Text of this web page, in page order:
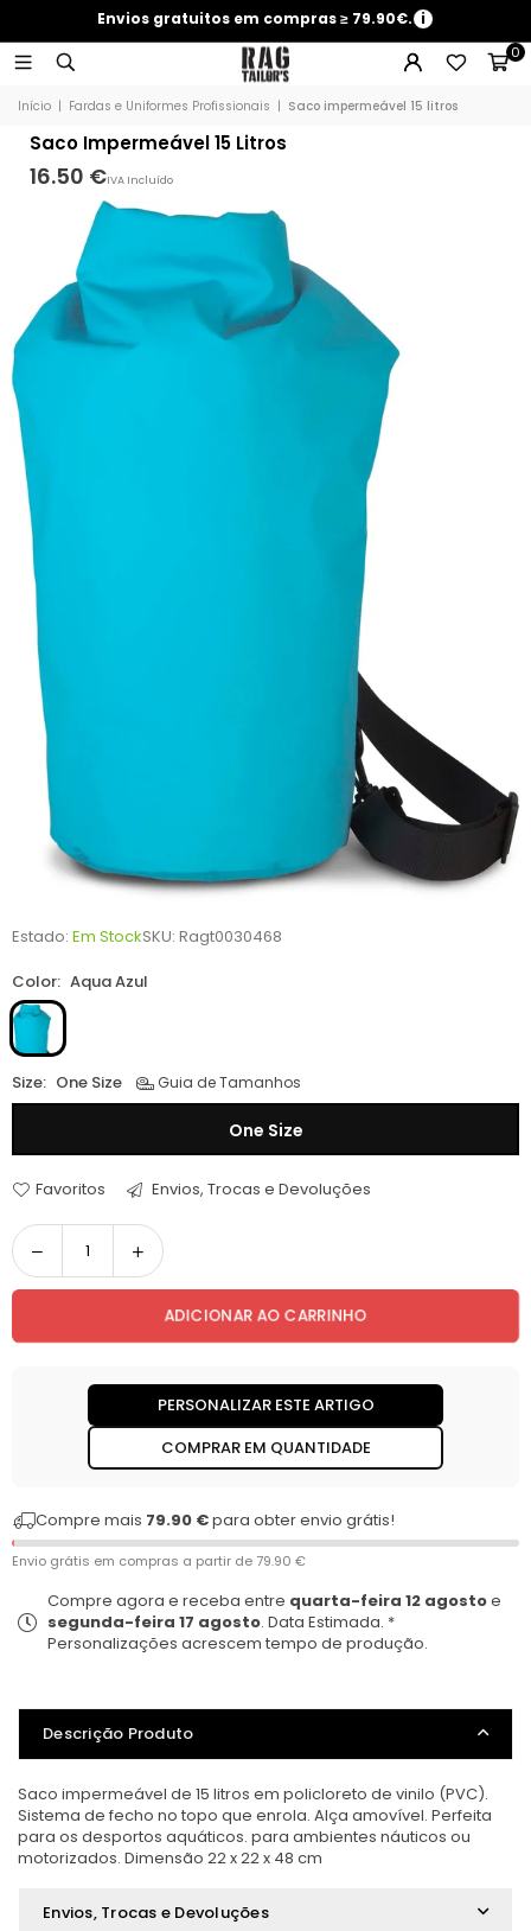
Envios gratuitos em compras ≥ 79.90€. i
0
Início | Fardas e Uniformes Profissionais | Saco impermeável 15 litros
Saco Impermeável 15 Litros
16.50 €IVA Incluído
Estado: Em StockSKU: Ragt0030468
Color: Aqua Azul
Size: One Size Guia de Tamanhos
One Size
Favoritos Envios, Trocas e Devoluções
Quantidade
ADICIONAR AO CARRINHO
PERSONALIZAR ESTE ARTIGO
COMPRAR EM QUANTIDADE
Compre mais 79.90 €para obter envio grátis!
Envio grátis em compras a partir de79.90 €
Compre agora e receba entre quarta-feira 12 agostoe
segunda-feira 17 agosto. Data Estimada. *
Personalizações acrescem tempo de produção.
Descrição Produto
Saco impermeável de 15 litros em policloreto de vinilo (PVC).
Sistema de fecho no topo que enrola. Alça amovível. Perfeita
para os desportos aquáticos. para ambientes náuticos ou
motorizados. Dimensão 22 x 22 x 48 cm
Envios, Trocas e Devoluções